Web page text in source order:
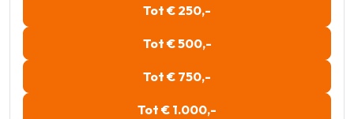
Tot € 250,-
Tot € 500,-
Tot € 750,-
Tot € 1.000,-